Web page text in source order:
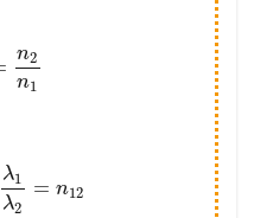
n2
n1
λ1
λ2
= n12